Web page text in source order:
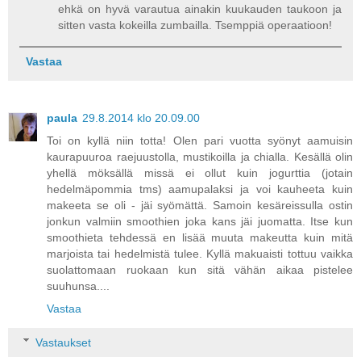
ehkä on hyvä varautua ainakin kuukauden taukoon ja
sitten vasta kokeilla zumbailla. Tsemppiä operaatioon!
Vastaa
paula 29.8.2014 klo 20.09.00
Toi on kyllä niin totta! Olen pari vuotta syönyt aamuisin
kaurapuuroa raejuustolla, mustikoilla ja chialla. Kesällä olin
yhellä möksällä missä ei ollut kuin jogurttia (jotain
hedelmäpommia tms) aamupalaksi ja voi kauheeta kuin
makeeta se oli - jäi syömättä. Samoin kesäreissulla ostin
jonkun valmiin smoothien joka kans jäi juomatta. Itse kun
smoothieta tehdessä en lisää muuta makeutta kuin mitä
marjoista tai hedelmistä tulee. Kyllä makuaisti tottuu vaikka
suolattomaan ruokaan kun sitä vähän aikaa pistelee
suuhunsa....
Vastaa
Vastaukset